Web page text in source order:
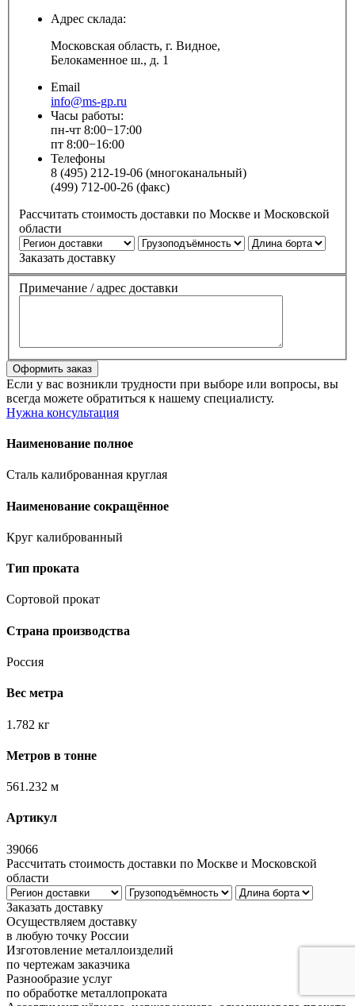
Адрес склада:
Московская область, г. Видное,
Белокаменное ш., д. 1
Email
info@ms-gp.ru
Часы работы:
пн-чт 8:00−17:00
пт 8:00−16:00
Телефоны
8 (495) 212-19-06 (многоканальный)
(499) 712-00-26 (факс)
Рассчитать стоимость доставки по Москве и Московской
области
Заказать доставку
Примечание / адрес доставки
Если у вас возникли трудности при выборе или вопросы, вы
всегда можете обратиться к нашему специалисту.
Нужна консультация
Наименование полное
Сталь калиброванная круглая
Наименование сокращённое
Круг калиброванный
Тип проката
Сортовой прокат
Страна производства
Россия
Вес метра
1.782 кг
Метров в тонне
561.232 м
Артикул
39066
Рассчитать стоимость доставки по Москве и Московской
области
Заказать доставку
Осуществляем доставку
в любую точку России
Изготовление металлоизделий
по чертежам заказчика
Разнообразие услуг
по обработке металлопроката